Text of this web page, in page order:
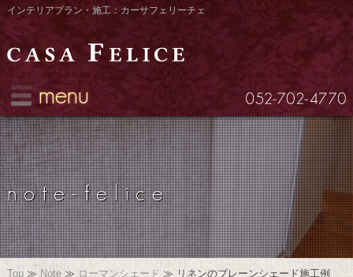
インテリアプラン・施工：カーサフェリーチェ
menu
note-felice
Top≫ Note≫ローマンシェード ≫ リネンのプレーンシェード施工例